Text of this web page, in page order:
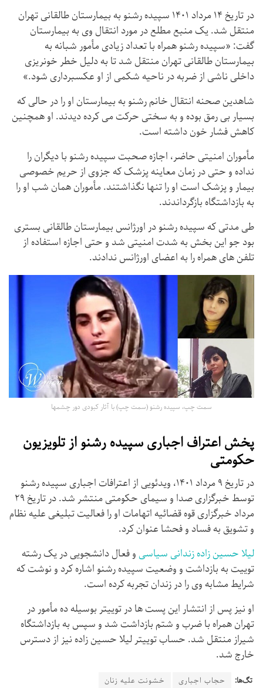
در تاریخ ۱۴ مرداد ۱۴۰۱ سپیده رشنو به بیمارستان طالقانی تهران
منتقل شد. یک منبع مطلع در مورد انتقال وی به بیمارستان
گفت: «سپیده رشنو همراه با تعداد زیادی مأمور شبانه به
بیمارستان طالقانی تهران منتقل شد تا به دلیل خطر خونریزی
داخلی ناشی از ضربه در ناحیه شکمی از او عکسبرداری شود.»
شاهدین صحنه انتقال خانم رشنو به بیمارستان او را در حالی که
بسیار بی رمق بوده و به سختی حرکت می کرده دیدند. او همچنین
کاهش فشار خون داشته است.
مأموران امنیتی حاضر، اجازه صحبت سپیده رشنو با دیگران را
نداده و حتی در زمان معاینه پزشک که جزوی از حریم خصوصی
بیمار و پزشک است او را تنها نگذاشتند. مأموران همان شب او را
به بازداشتگاه بازگرداندند.
طی مدتی که سپیده رشنو در اورژانس بیمارستان طالقانی بستری
بود جو این بخش به شدت امنیتی شد و حتی اجازه استفاده از
تلفن های همراه را به اعضای اورژانس ندادند.
سمت چپ، سپیده رشنو (سمت چپ) با آثار کبودی دور چشمها
پخش اعتراف اجباری سپیده رشنو از تلویزیون
حکومتی
در تاریخ ۹ مرداد ۱۴۰۱، ویدئویی از اعترافات اجباری سپیده رشنو
توسط خبرگزاری صدا و سیمای حکومتی منتشر شد. در تاریخ ۲۹
مرداد خبرگزاری قوه قضائیه اتهامات او را فعالیت تبلیغی علیه نظام
و تشویق به فساد و فحشا عنوان کرد.
لیلا حسین زاده زندانی سیاسی و فعال دانشجویی در یک رشته
توییت به بازداشت و وضعیت سپیده رشنو اشاره کرد و نوشت که
شرایط مشابه وی را در زندان تجربه کرده است.
او نیز پس از انتشار این پست ها در توییتر بوسیله ده مأمور در
تهران همراه با ضرب و شتم بازداشت شد و سپس به بازداشتگاه
شیراز منتقل شد. حساب توییتر لیلا حسین زاده نیز از دسترس
خارج شد.
تگ‌ها: حجاب اجباری خشونت علیه زنان